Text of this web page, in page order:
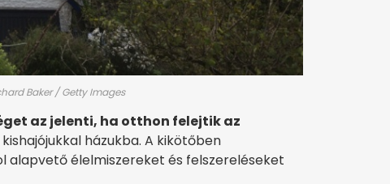
Baker / Getty Images
az jelenti, ha otthon felejtik az
házukba. A kikötőben
alapvető élelmiszereket és felszereléseket